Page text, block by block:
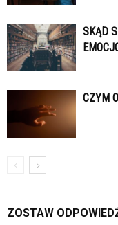
SKĄD
CZYM
ZOSTAW